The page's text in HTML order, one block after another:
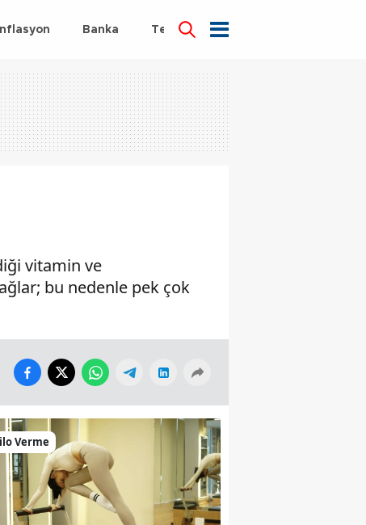
Banka Teknoloji
vitamin ve
bu nedenle pek çok
Verme